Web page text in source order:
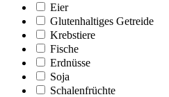
Eier
Glutenhaltiges Getreide
Krebstiere
Fische
Erdnüsse
Soja
Schalenfrüchte